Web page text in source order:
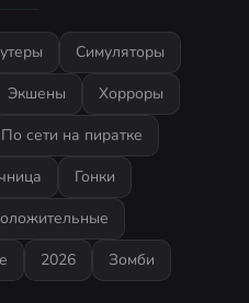
Симуляторы
Экшены
Хорроры
По сети на пиратке
Гонки
2026
Зомби